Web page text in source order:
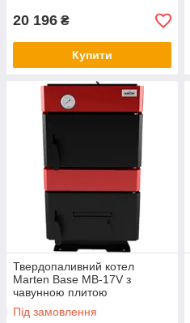
20 196 ₴
Купити
Твердопаливний котел
Marten Base MB-17V з
чавунною плитою
Під замовлення